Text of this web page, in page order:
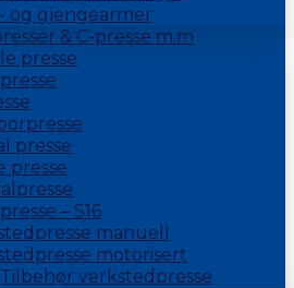
og gjengearmer
& C-presse m.m
presse
presse
presse
– S16
manuell
motorisert
Tilbehør verkstedpresse